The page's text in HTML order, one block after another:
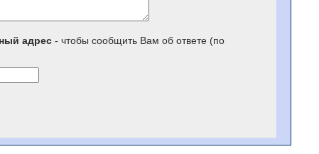
адрес- чтобы сообщить Вам об ответе (по